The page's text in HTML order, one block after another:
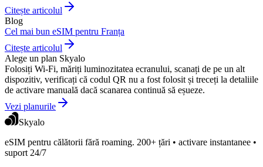
Citește articolul
Blog
Cel mai bun eSIM pentru Franța
Citește articolul
Alege un plan Skyalo
Folosiți Wi-Fi, măriți luminozitatea ecranului, scanați de pe un alt
dispozitiv, verificați că codul QR nu a fost folosit și treceți la detaliile
de activare manuală dacă scanarea continuă să eșueze.
Vezi planurile
Skyalo
eSIM pentru călătorii fără roaming. 200+ țări • activare instantanee •
suport 24/7